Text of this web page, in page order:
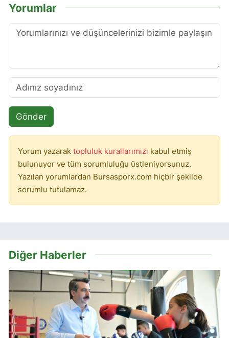
Yorumlar
Gönder
Yorum yazarak topluluk kurallarımızı kabul etmiş
bulunuyor ve tüm sorumluluğu üstleniyorsunuz.
Yazılan yorumlardan Bursasporx.com hiçbir şekilde
sorumlu tutulamaz.
Diğer Haberler